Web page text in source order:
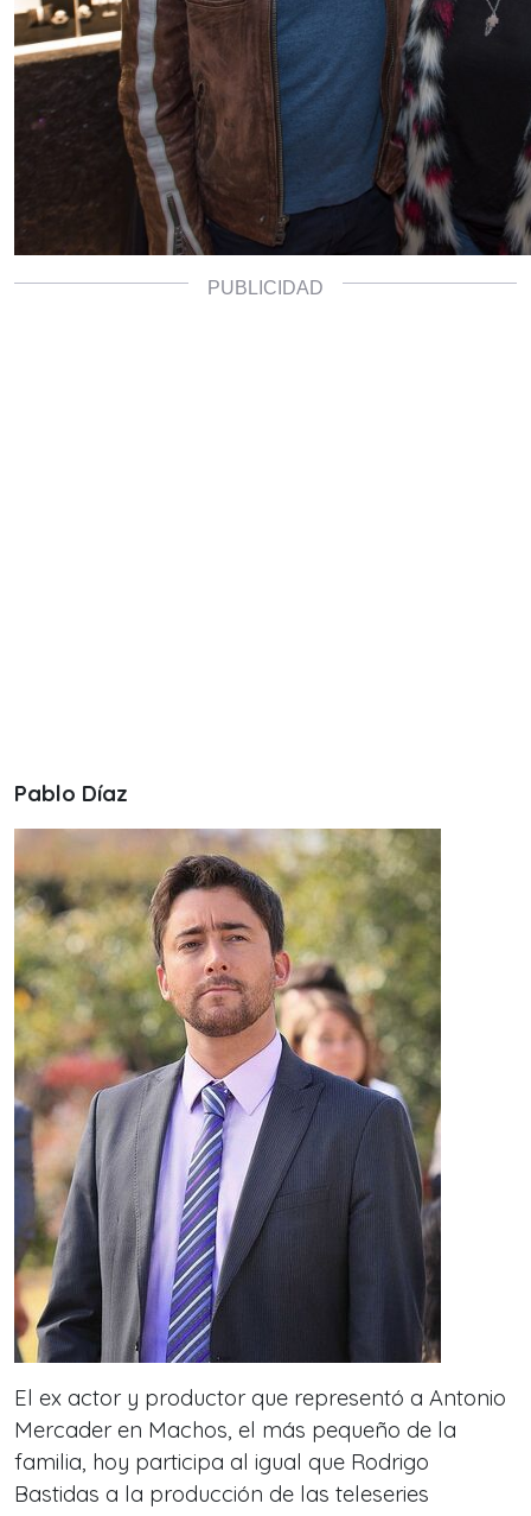
Pablo Díaz
El ex actor y productor que representó a Antonio
Mercader en Machos, el más pequeño de la
familia, hoy participa al igual que Rodrigo
Bastidas a la producción de las teleseries